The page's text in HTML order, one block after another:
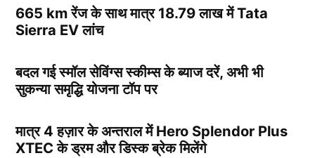
665 km रेंज के साथ मात्र 18.79 लाख में Tata
Sierra EV लांच
बदल गई स्मॉल सेविंग्स स्कीम्स के ब्याज दरें, अभी भी
सुकन्या समृद्धि योजना टॉप पर
मात्र 4 हज़ार के अन्तराल में Hero Splendor Plus
XTEC के ड्रम और डिस्क ब्रेक मिलेंगे